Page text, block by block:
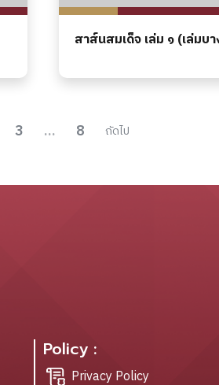
สาส์นสมเด็จ เล่ม ๑ (เล่มบ
3 ... 8 ถัดไป
Policy :
Privacy Policy